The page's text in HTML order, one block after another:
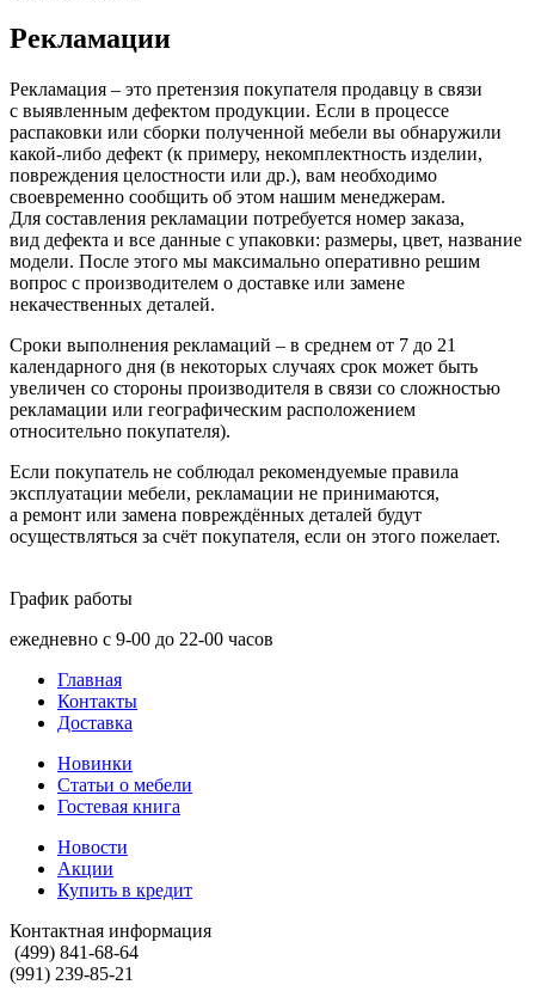
Рекламации
Рекламация – это претензия покупателя продавцу в связи
с выявленным дефектом продукции. Если в процессе
распаковки или сборки полученной мебели вы обнаружили
какой-либо дефект (к примеру, некомплектность изделии,
повреждения целостности или др.), вам необходимо
своевременно сообщить об этом нашим менеджерам.
Для составления рекламации потребуется номер заказа,
вид дефекта и все данные с упаковки: размеры, цвет, название
модели. После этого мы максимально оперативно решим
вопрос с производителем о доставке или замене
некачественных деталей.
Сроки выполнения рекламаций – в среднем от 7 до 21
календарного дня (в некоторых случаях срок может быть
увеличен со стороны производителя в связи со сложностью
рекламации или географическим расположением
относительно покупателя).
Если покупатель не соблюдал рекомендуемые правила
эксплуатации мебели, рекламации не принимаются,
а ремонт или замена повреждённых деталей будут
осуществляться за счёт покупателя, если он этого пожелает.
График работы
ежедневно с 9-00 до 22-00 часов
Главная
Контакты
Доставка
Новинки
Статьи о мебели
Гостевая книга
Новости
Акции
Купить в кредит
Контактная информация
(499) 841-68-64
(991) 239-85-21